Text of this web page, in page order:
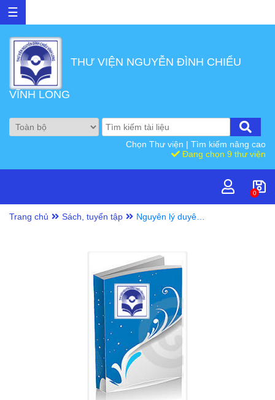
☰
THƯ VIỆN NGUYỄN ĐÌNH CHIỂU
VĨNH LONG
Chọn Thư viện | Tìm kiếm nâng cao
Đang chọn 9 thư viện
0
Trang chủ Sách, tuyển tập
Nguyên lý duyên
vào sự tu tập theo
Phật giáo Tây
Tạng / Đạt Lai Lạt
Ma XIV ; Nguyễn
Minh Tiến dịch,
chú giải